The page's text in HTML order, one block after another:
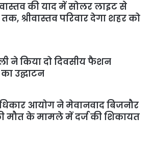
की याद में सोलर लाइट से
श्रीवास्तव परिवार देगा शहर को
ने किया दो दिवसीय फैशन
उद्घाटन
आयोग ने मेवानवाद बिजनौर
मौत के मामले में दर्ज की शिकायत